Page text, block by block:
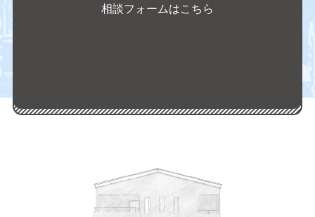
相談フォームはこちら